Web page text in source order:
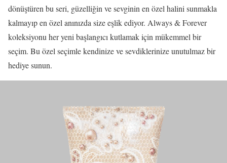
dönüştüren bu seri, güzelliğin ve sevginin en özel halini sunmakla
kalmayıp en özel anınızda size eşlik ediyor. Always & Forever
koleksiyonu her yeni başlangıcı kutlamak için mükemmel bir
seçim. Bu özel seçimle kendinize ve sevdiklerinize unutulmaz bir
hediye sunun.